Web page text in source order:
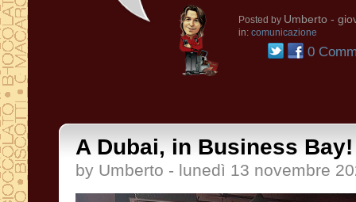
Posted by Umberto -
in: comunicazione
0
A Dubai, in Business Bay!
by Umberto - lunedì 13 novembre